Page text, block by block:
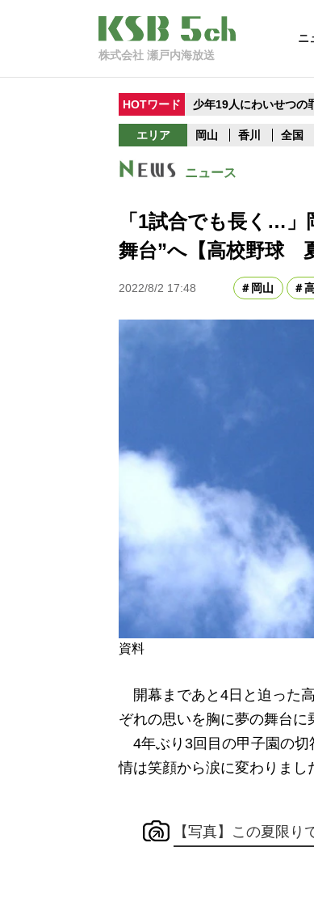
株式会社 瀬戸内海放送
ニ
HOTワード 少年19人にわいせつの
エリア 岡山 香川 全国
ニュース
「1試合でも長く…
舞台”へ【高校野球
2022/8/2 17:48 岡山
資料
開幕まであと4日と迫った
ぞれの思いを胸に夢の舞台に
4年ぶり3回目の甲子園の切
情は笑顔から涙に変わりまし
【写真】この夏限